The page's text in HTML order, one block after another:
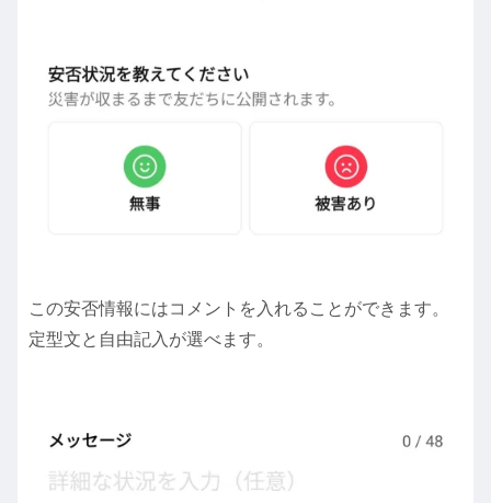
この安否情報にはコメントを入れることができます。
定型文と自由記入が選べます。